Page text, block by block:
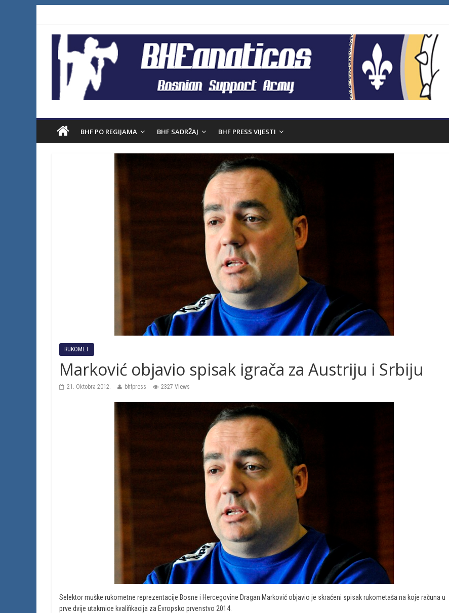
BHF PO REGIJAMA BHF SADRŽAJ BHF PRESS VIJESTI
RUKOMET
Marković objavio spisak igrača za Austriju i Srbiju
21. Oktobra 2012. bhfpress 2327 Views
Selektor muške rukometne reprezentacije Bosne i Hercegovine Dragan Marković objavio je skraćeni spisak rukometaša na koje računa u
prve dvije utakmice kvalifikacija za Evropsko prvenstvo 2014.